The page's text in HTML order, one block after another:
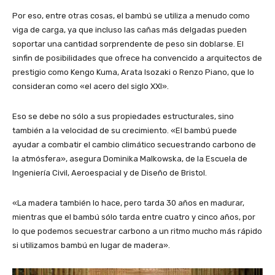
Por eso, entre otras cosas, el bambú se utiliza a menudo como
viga de carga, ya que incluso las cañas más delgadas pueden
soportar una cantidad sorprendente de peso sin doblarse. El
sinfin de posibilidades que ofrece ha convencido a arquitectos de
prestigio como Kengo Kuma, Arata Isozaki o Renzo Piano, que lo
consideran como «el acero del siglo XXI».
Eso se debe no sólo a sus propiedades estructurales, sino
también a la velocidad de su crecimiento. «El bambú puede
ayudar a combatir el cambio climático secuestrando carbono de
la atmósfera», asegura Dominika Malkowska, de la Escuela de
Ingeniería Civil, Aeroespacial y de Diseño de Bristol.
«La madera también lo hace, pero tarda 30 años en madurar,
mientras que el bambú sólo tarda entre cuatro y cinco años, por
lo que podemos secuestrar carbono a un ritmo mucho más rápido
si utilizamos bambú en lugar de madera».